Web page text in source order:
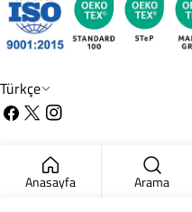
D
Türkçe
Facebook
X
instagram
© 2026Cotton Box Shopify
metodları
Anasayfa Arama